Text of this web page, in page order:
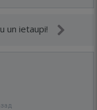
un ietaupi!